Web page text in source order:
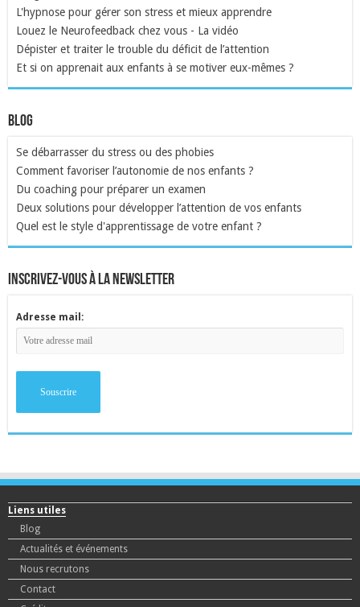
L'hypnose pour gérer son stress et mieux apprendre
Louez le Neurofeedback chez vous - La vidéo
Dépister et traiter le trouble du déficit de l’attention
Et si on apprenait aux enfants à se motiver eux-mêmes ?
Blog
Se débarrasser du stress ou des phobies
Comment favoriser l’autonomie de nos enfants ?
Du coaching pour préparer un examen
Deux solutions pour développer l’attention de vos enfants
Quel est le style d'apprentissage de votre enfant ?
inscrivez-vous à la newsletter
Adresse mail:
Liens utiles
Blog
Actualités et événements
Nous recrutons
Contact